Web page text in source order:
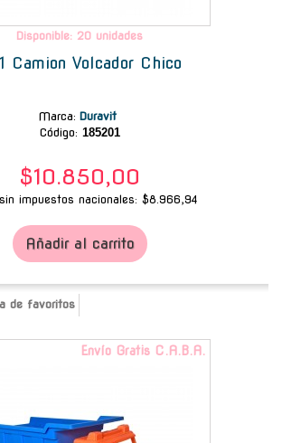
Disponible: 20 unidades
Camion Volcador Chico
Marca: Duravit
Código: 185201
$10.850,00
impuestos nacionales: $8.966,94
Añadir al carrito
de favoritos
Envío Gratis C.A.B.A.